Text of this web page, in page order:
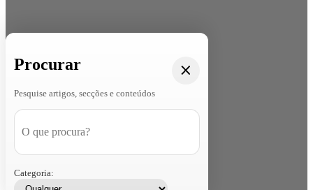
Procurar
Pesquise artigos, secções e conteúdos
Categoria: